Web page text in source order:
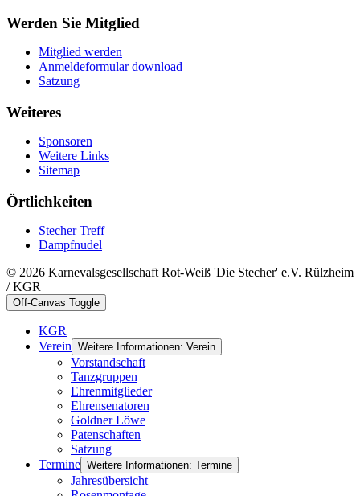
Werden Sie Mitglied
Mitglied werden
Anmeldeformular download
Satzung
Weiteres
Sponsoren
Weitere Links
Sitemap
Örtlichkeiten
Stecher Treff
Dampfnudel
© 2026 Karnevalsgesellschaft Rot-Weiß 'Die Stecher' e.V. Rülzheim
/ KGR
Off-Canvas Toggle
KGR
Verein Weitere Informationen: Verein
Vorstandschaft
Tanzgruppen
Ehrenmitglieder
Ehrensenatoren
Goldner Löwe
Patenschaften
Satzung
Termine Weitere Informationen: Termine
Jahresübersicht